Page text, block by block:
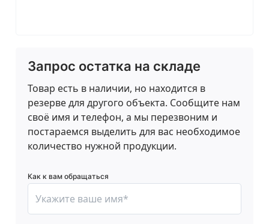
Запрос остатка на складе
Товар есть в наличии, но находится в
резерве для другого объекта. Сообщите нам
своё имя и телефон, а мы перезвоним и
постараемся выделить для вас необходимое
количество нужной продукции.
Как к вам обращаться